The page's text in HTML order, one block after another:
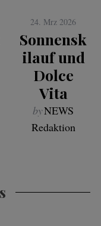
24. Mrz 2026
Sonnensk
ilauf und
Dolce
Vita
byNEWS
Redaktion